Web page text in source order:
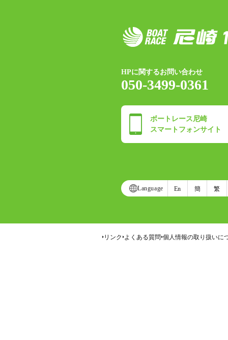
HPに関するお問い合わせ
050-3499-0361
ボートレース尼崎
スマートフォンサイト
Language En 簡 繁
リンク よくある質問 個人情報の取り扱いに